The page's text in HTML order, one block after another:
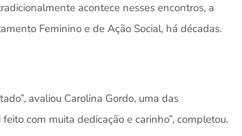
acontece nesses encontros, a
Feminino e de Ação Social, há décadas.
avaliou Carolina Gordo, uma das
com muita dedicação e carinho”, completou.